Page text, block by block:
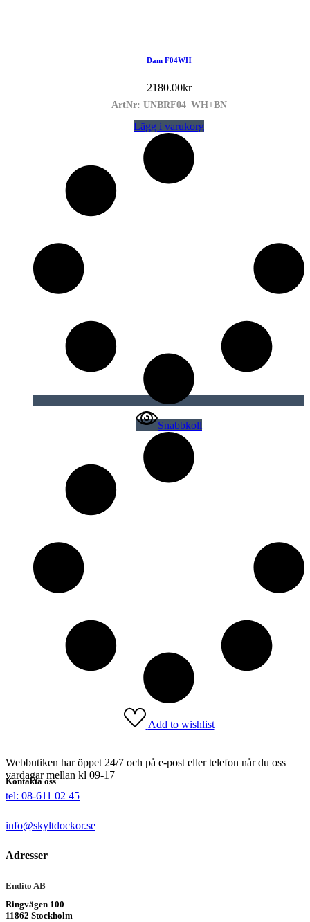
Dam F04WH
2180.00kr
ArtNr: UNBRF04_WH+BN
Lägg i varukorg
Snabbkoll
Add to wishlist
Webbutiken har öppet 24/7 och på e-post eller telefon når du oss
vardagar mellan kl 09-17
Kontakta oss
tel: 08-611 02 45
info@skyltdockor.se
Adresser
Endito AB
Ringvägen 100
11862 Stockholm